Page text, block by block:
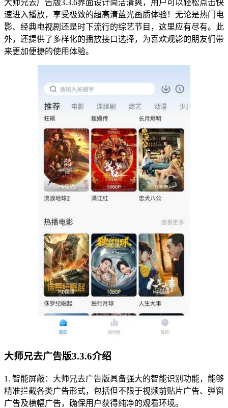
大师兄去广告版3.3.6界面设计简洁清爽，用户可以轻松点击快
速进入播放，享受极致的超高清蓝光画质体验！无论是热门电
影、经典电视剧还是时下流行的综艺节目，这里应有尽有。此
外，还提供了多样化的播放接口选择，为喜欢观影的朋友们带
来更加便捷的使用体验。
大师兄去广告版3.3.6介绍
1. 智能屏蔽：大师兄去广告版具备强大的智能识别功能，能够
精准拦截各类广告形式，包括但不限于视频前贴片广告、弹窗
广告及横幅广告，确保用户获得纯净的观看环境。